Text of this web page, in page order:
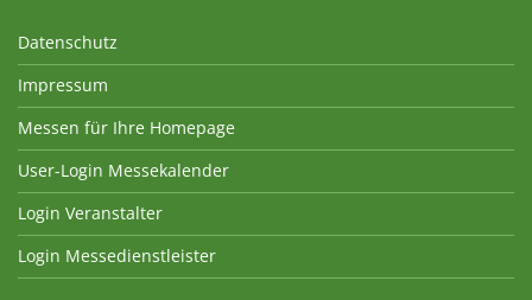
Datenschutz
Impressum
Messen für Ihre Homepage
User-Login Messekalender
Login Veranstalter
Login Messedienstleister